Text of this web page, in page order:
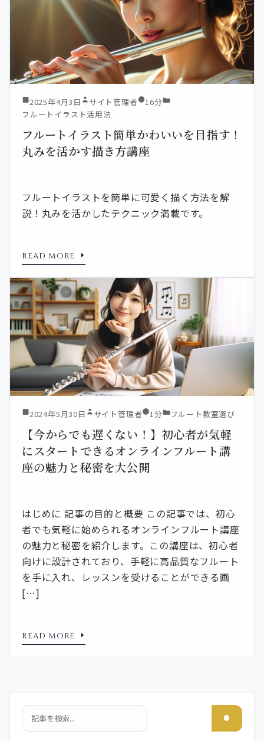
2025年4月3日 サイト管理者
16分
フルートイラスト活用法
フルートイラスト簡単かわいいを目指す！
丸みを活かす描き方講座
フルートイラストを簡単に可愛く描く方法を解
説！丸みを活かしたテクニック満載です。
READ MORE
2024年5月30日 サイト管理者 1分 フルート教室選び
【今からでも遅くない！】初心者が気軽
にスタートできるオンラインフルート講
座の魅力と秘密を大公開
はじめに 記事の目的と概要 この記事では、初心
者でも気軽に始められるオンラインフルート講座
の魅力と秘密を紹介します。この講座は、初心者
向けに設計されており、手軽に高品質なフルート
を手に入れ、レッスンを受けることができる画
[…]
READ MORE
検索